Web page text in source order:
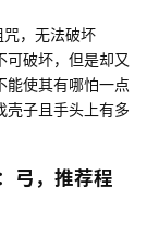
咒，无法破坏
可破坏，但是却又
能使其有哪怕一点
壳子且手头上有多
弓，推荐程